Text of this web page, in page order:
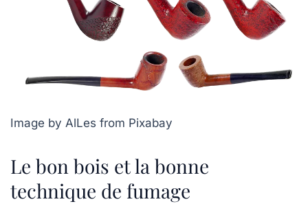
Image by AlLes from Pixabay
Le bon bois et la bonne
technique de fumage